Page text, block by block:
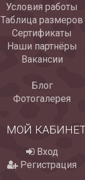
Условия работы
Таблица размеров
Сертификаты
Наши партнёры
Вакансии
Блог
Фотогалерея
МОЙ
Вход
Регистрация